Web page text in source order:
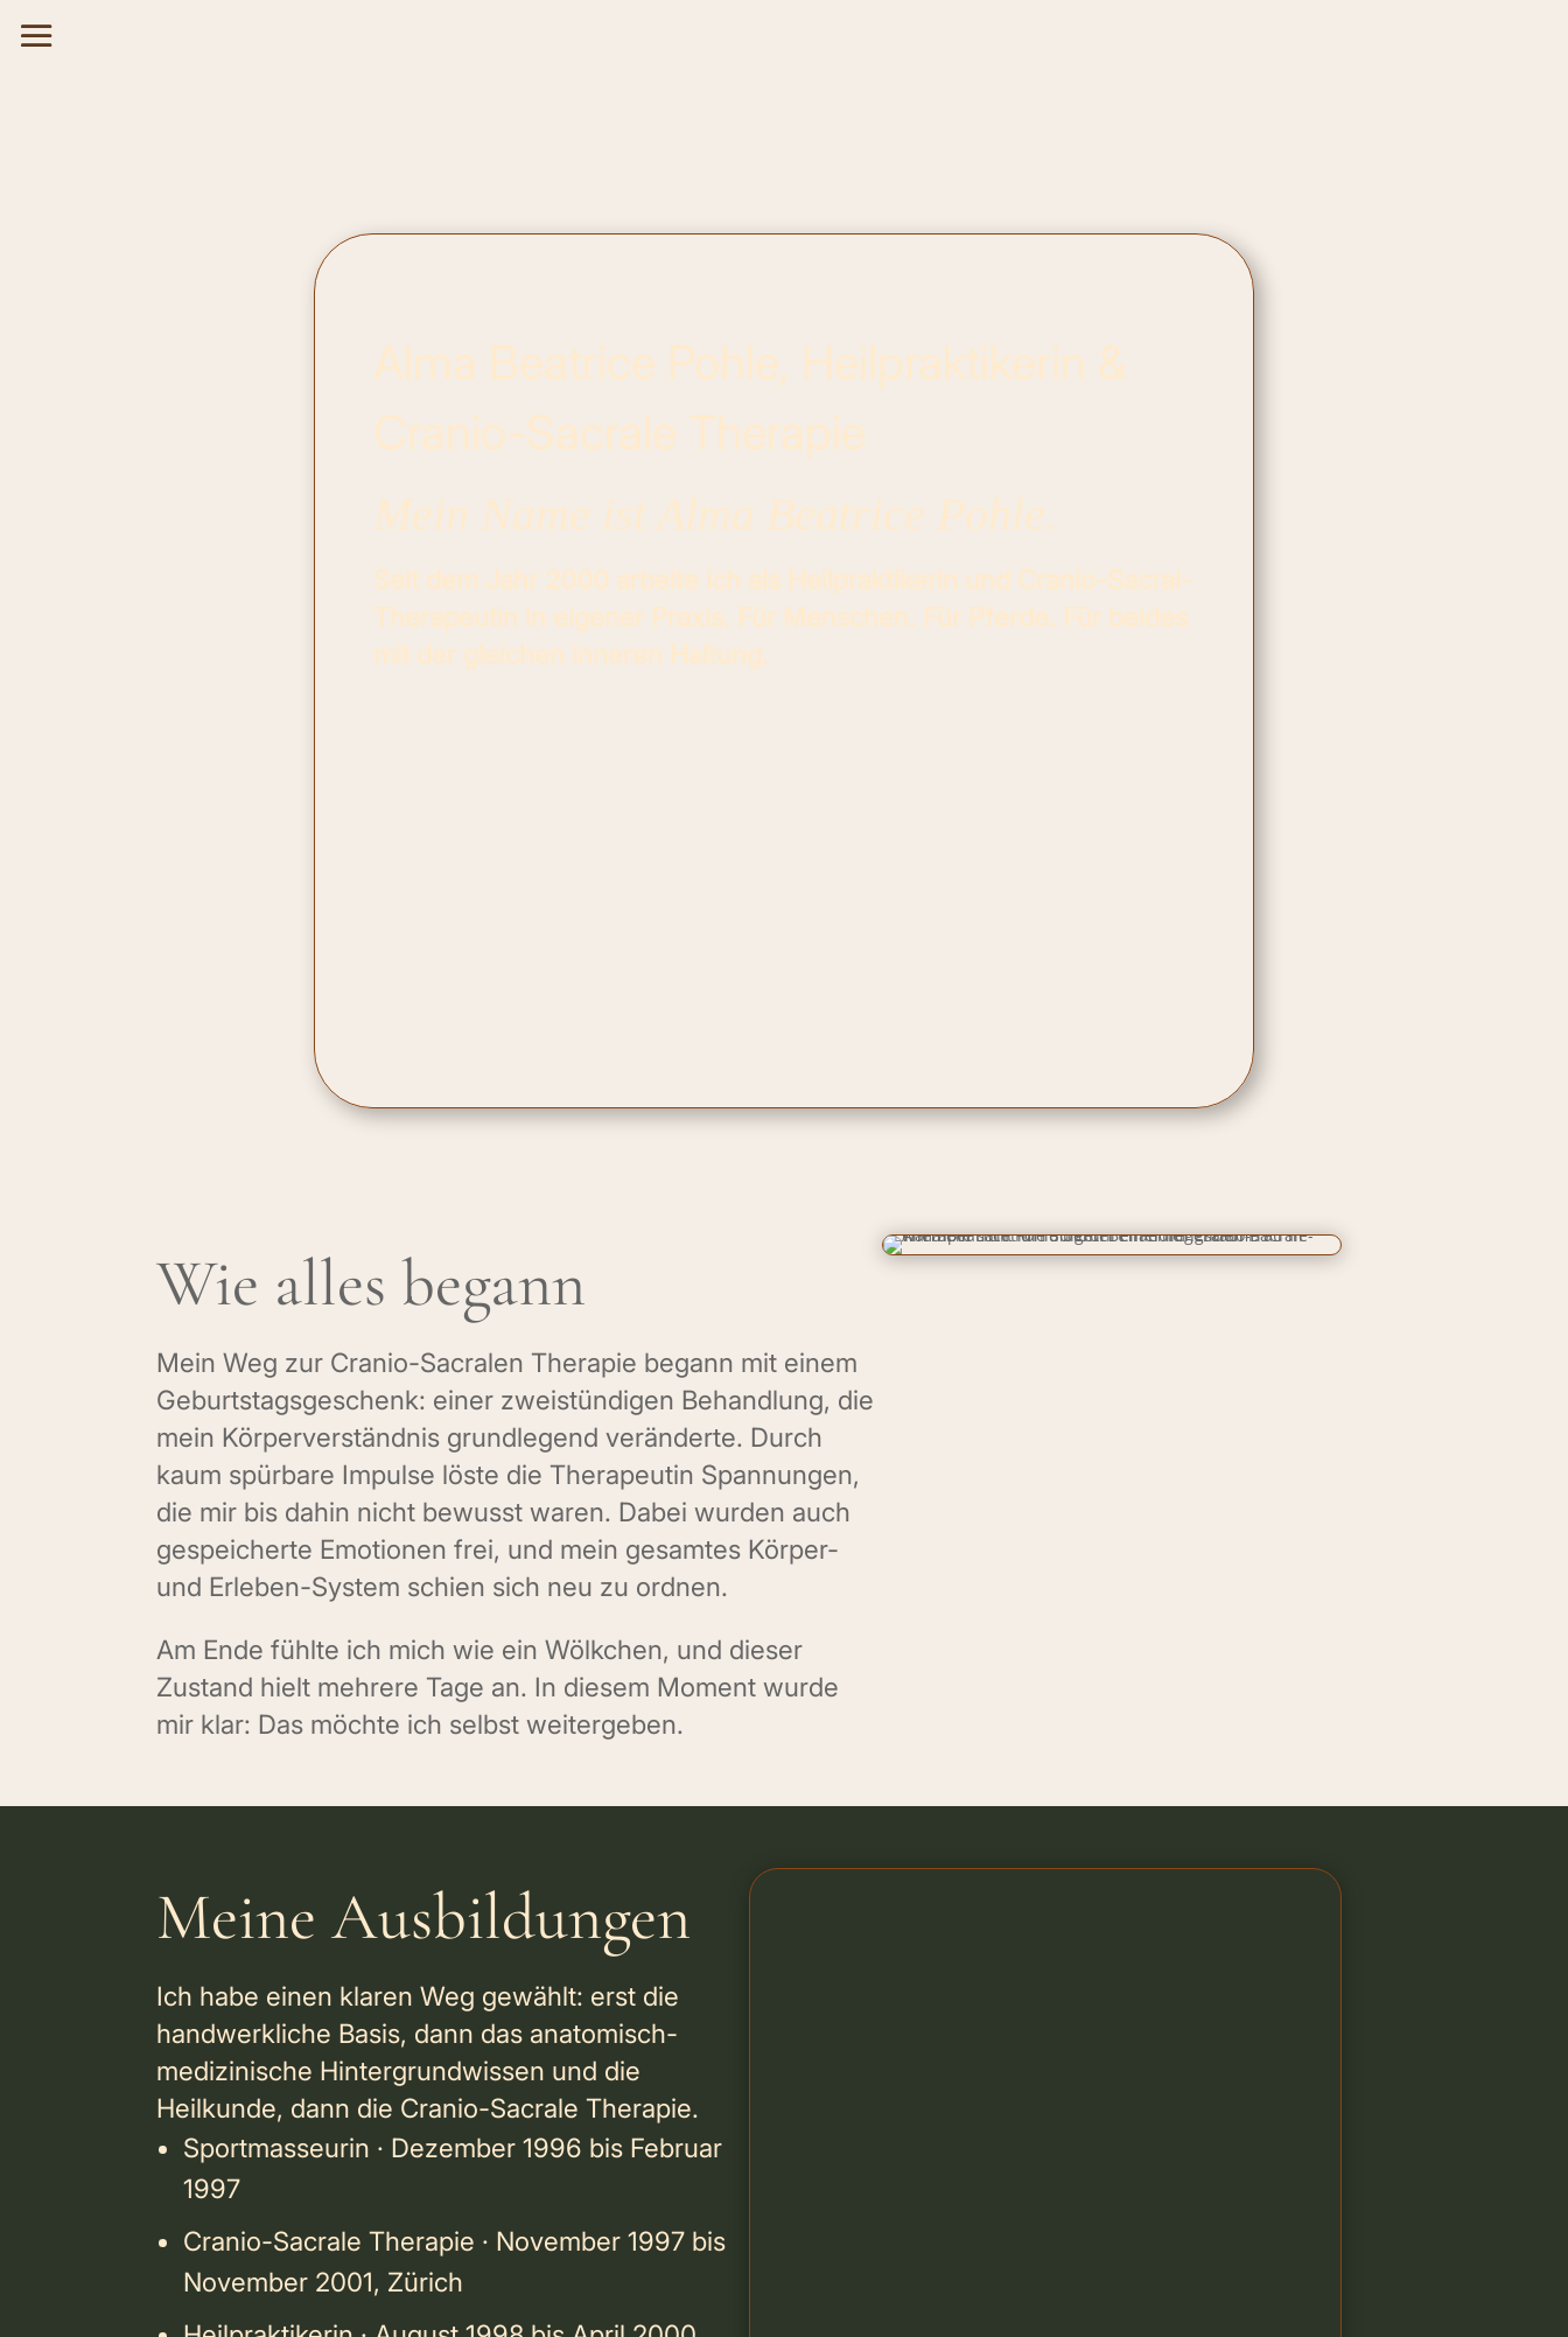
Alma Beatrice Pohle, Heilpraktikerin &
Cranio-Sacrale Therapie
Mein Name ist Alma Beatrice Pohle.
Seit dem Jahr 2000 arbeite ich als Heilpraktikerin und Cranio-Sacral-
Therapeutin in eigener Praxis. Für Menschen. Für Pferde. Für beides
mit der gleichen inneren Haltung.
Wie alles begann
Mein Weg zur Cranio-Sacralen Therapie begann mit einem
Geburtstagsgeschenk: einer zweistündigen Behandlung, die
mein Körperverständnis grundlegend veränderte. Durch
kaum spürbare Impulse löste die Therapeutin Spannungen,
die mir bis dahin nicht bewusst waren. Dabei wurden auch
gespeicherte Emotionen frei, und mein gesamtes Körper-
und Erleben-System schien sich neu zu ordnen.
Am Ende fühlte ich mich wie ein Wölkchen, und dieser
Zustand hielt mehrere Tage an. In diesem Moment wurde
mir klar: Das möchte ich selbst weitergeben.
Meine Ausbildungen
Ich habe einen klaren Weg gewählt: erst die
handwerkliche Basis, dann das anatomisch-
medizinische Hintergrundwissen und die
Heilkunde, dann die Cranio-Sacrale Therapie.
Sportmasseurin · Dezember 1996 bis Februar
1997
Cranio-Sacrale Therapie · November 1997 bis
November 2001, Zürich